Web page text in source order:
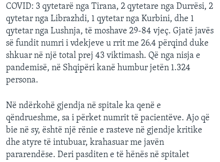
COVID: 3 qytetarë nga Tirana, 2 qytetare nga Durrësi, 2
qytetar nga Librazhdi, 1 qytetar nga Kurbini, dhe 1
qytetar nga Lushnja, të moshave 29-84 vjeç. Gjatë javës
së fundit numri i vdekjeve u rrit me 26.4 përqind duke
shkuar në një total prej 43 viktimash. Që nga nisja e
pandemisë, në Shqipëri kanë humbur jetën 1.324
persona.
Në ndërkohë gjendja në spitale ka qenë e
qëndrueshme, sa i përket numrit të pacientëve. Ajo që
bie në sy, është një rënie e rasteve në gjendje kritike
dhe atyre të intubuar, krahasuar me javën
pararendëse. Deri pasditen e të hënës në spitalet